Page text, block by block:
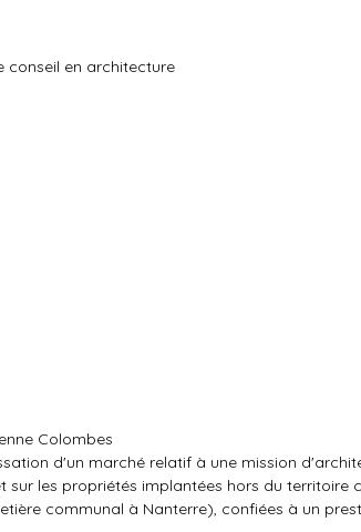
conseil en architecture
Colombes
d'un marché relatif à une mission
les propriétés implantées hors du territoire
communal à Nanterre), confiées à un